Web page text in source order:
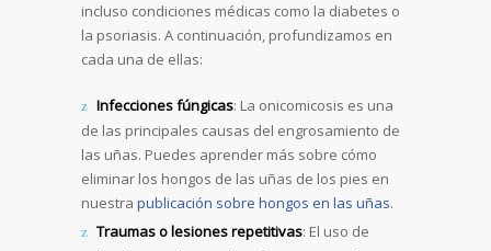
incluso condiciones médicas como la diabetes o
la psoriasis. A continuación, profundizamos en
cada una de ellas:
Infecciones fúngicas: La onicomicosis es una
de las principales causas del engrosamiento de
las uñas. Puedes aprender más sobre cómo
eliminar los hongos de las uñas de los pies en
nuestra publicación sobre hongos en las uñas.
Traumas o lesiones repetitivas: El uso de